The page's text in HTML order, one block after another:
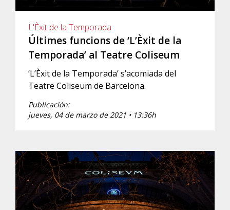
L'Èxit de la Temporada
Últimes funcions de ‘L’Èxit de la
Temporada’ al Teatre Coliseum
‘L’Èxit de la Temporada’ s’acomiada del
Teatre Coliseum de Barcelona.
Publicación:
jueves, 04 de marzo de 2021 • 13:36h